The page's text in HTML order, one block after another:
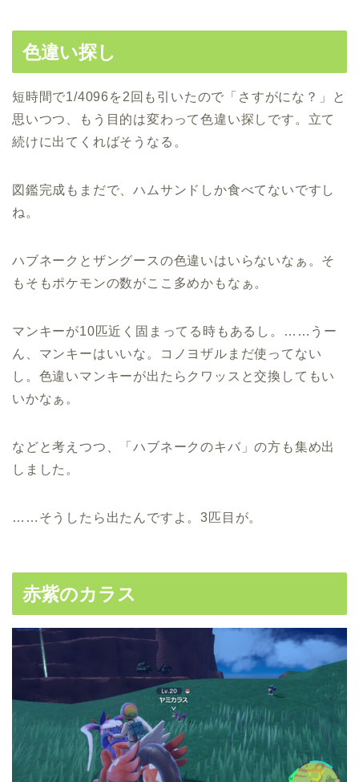
色違い探し
短時間で1/4096を2回も引いたので「さすがにな？」と
思いつつ、もう目的は変わって色違い探しです。立て
続けに出てくればそうなる。
図鑑完成もまだで、ハムサンドしか食べてないですし
ね。
ハブネークとザングースの色違いはいらないなぁ。そ
もそもポケモンの数がここ多めかもなぁ。
マンキーが10匹近く固まってる時もあるし。……うー
ん、マンキーはいいな。コノヨザルまだ使ってない
し。色違いマンキーが出たらクワッスと交換してもい
いかなぁ。
などと考えつつ、「ハブネークのキバ」の方も集め出
しました。
……そうしたら出たんですよ。3匹目が。
赤紫のカラス